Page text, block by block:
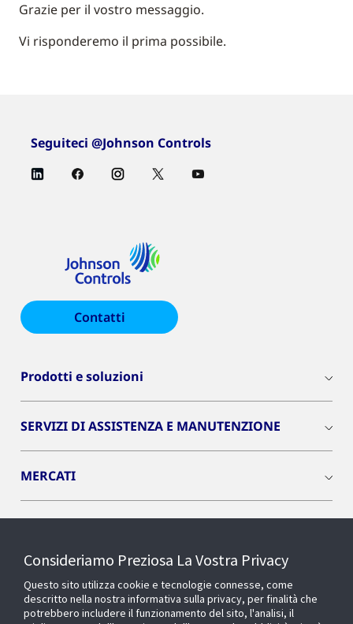
Grazie per il vostro messaggio.
Vi risponderemo il prima possibile.
Seguiteci @Johnson Controls
Contatti
Prodotti e soluzioni
SERVIZI DI ASSISTENZA E MANUTENZIONE
MERCATI
Consideriamo Preziosa La Vostra Privacy
Questo sito utilizza cookie e tecnologie connesse, come
descritto nella nostra informativa sulla privacy, per finalità che
potrebbero includere il funzionamento del sito, l'analisi, il